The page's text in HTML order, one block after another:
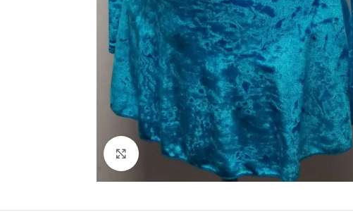
Click to enlarge